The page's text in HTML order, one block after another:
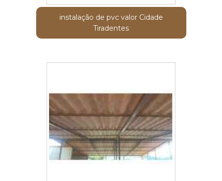
instalação de pvc valor Cidade
Tiradentes